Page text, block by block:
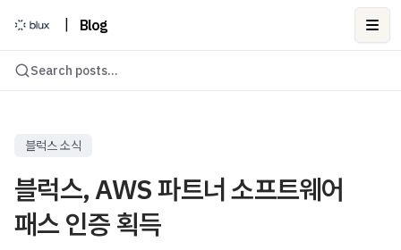
Blog
Search posts...
블럭스 소식
블럭스, AWS 파트너 소프트웨어
패스 인증 획득